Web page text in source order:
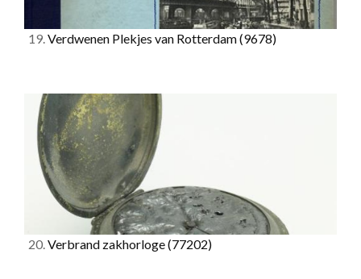
19.Verdwenen Plekjes van Rotterdam(9678)
20.Verbrand zakhorloge(77202)